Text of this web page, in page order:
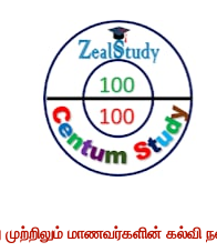
மாணவர்களின் கல்வி